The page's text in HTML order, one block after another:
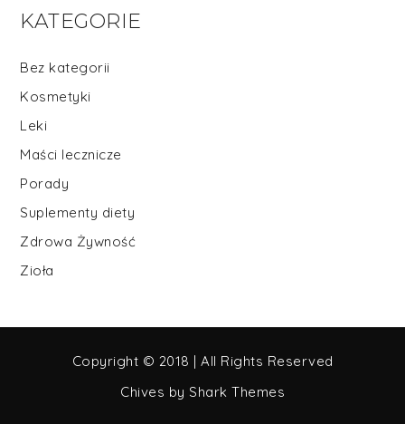
KATEGORIE
Bez kategorii
Kosmetyki
Leki
Maści lecznicze
Porady
Suplementy diety
Zdrowa Żywność
Zioła
Copyright © 2018 | All Rights Reserved
Chives by Shark Themes